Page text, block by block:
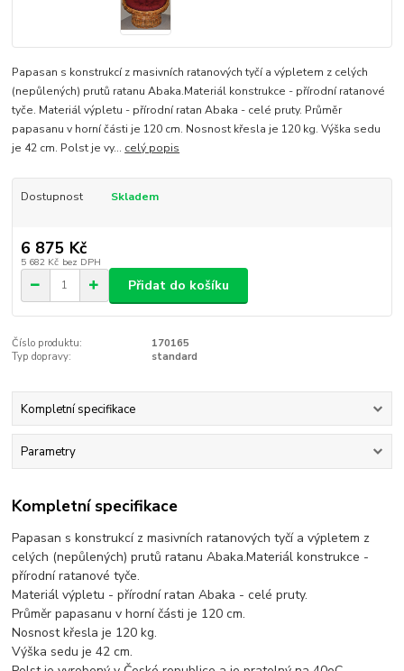
Papasan s konstrukcí z masivních ratanových tyčí a výpletem z celých
(nepůlených) prutů ratanu Abaka.Materiál konstrukce - přírodní ratanové
tyče. Materiál výpletu - přírodní ratan Abaka - celé pruty. Průměr
papasanu v horní části je 120 cm. Nosnost křesla je 120 kg. Výška sedu
je 42 cm. Polst je vy... celý popis
Dostupnost Skladem
6 875 Kč
5 682 Kč bez DPH
Přidat do košíku
Číslo produktu:
170165
Typ dopravy:
standard
Kompletní specifikace
Parametry
Kompletní specifikace
Papasan s konstrukcí z masivních ratanových tyčí a výpletem z
celých (nepůlených) prutů ratanu Abaka.Materiál konstrukce -
přírodní ratanové tyče.
Materiál výpletu - přírodní ratan Abaka - celé pruty.
Průměr papasanu v horní části je 120 cm.
Nosnost křesla je 120 kg.
Výška sedu je 42 cm.